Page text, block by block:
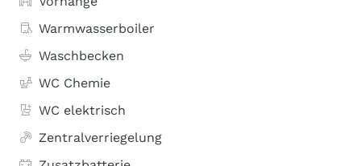
Warmwasserboiler
Waschbecken
WC Chemie
WC elektrisch
Zentralverriegelung